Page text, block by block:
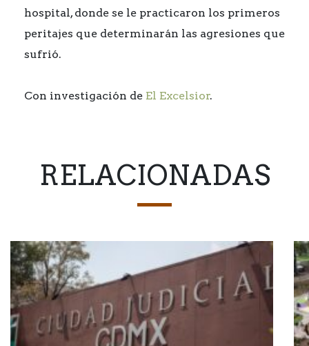
hospital, donde se le practicaron los primeros
peritajes que determinarán las agresiones que
sufrió.
Con investigación de El Excelsior.
RELACIONADAS